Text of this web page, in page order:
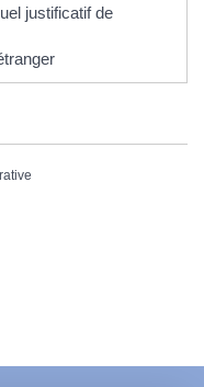
justificatif de